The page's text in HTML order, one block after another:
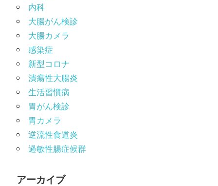
内科
大腸がん検診
大腸カメラ
感染症
新型コロナ
潰瘍性大腸炎
生活習慣病
胃がん検診
胃カメラ
逆流性食道炎
過敏性腸症候群
アーカイブ